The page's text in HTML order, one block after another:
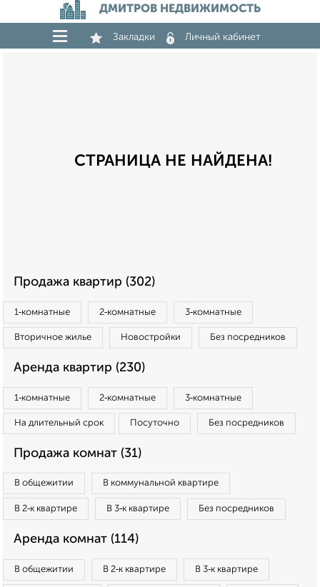
ДМИТРОВ НЕДВИЖИМОСТЬ
Закладки Личный кабинет
СТРАНИЦА НЕ НАЙДЕНА!
Продажа квартир (302)
1‑комнатные 2‑комнатные 3‑комнатные
Вторичное жилье Новостройки Без посредников
Аренда квартир (230)
1‑комнатные 2‑комнатные 3‑комнатные
На длительный срок Посуточно Без посредников
Продажа комнат (31)
В общежитии В коммунальной квартире
В 2‑к квартире В 3‑к квартире Без посредников
Аренда комнат (114)
В общежитии В 2‑к квартире В 3‑к квартире